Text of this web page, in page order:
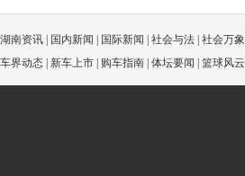
湖南资讯 国内新闻 国际新闻 社会与法 社会万象
车界动态
新车上市 购车指南 体坛要闻 篮球风云